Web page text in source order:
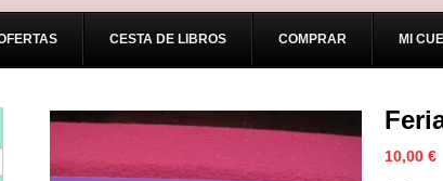
CESTA DE LIBROS COMPRAR MI
10,00 €